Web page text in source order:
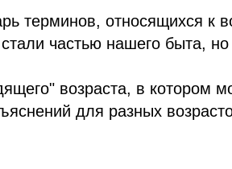
терминов, относящихся к
частью нашего быта,
возраста, в котором
для разных